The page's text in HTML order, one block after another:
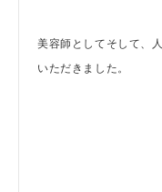
美容師としてそして、
いただきました。